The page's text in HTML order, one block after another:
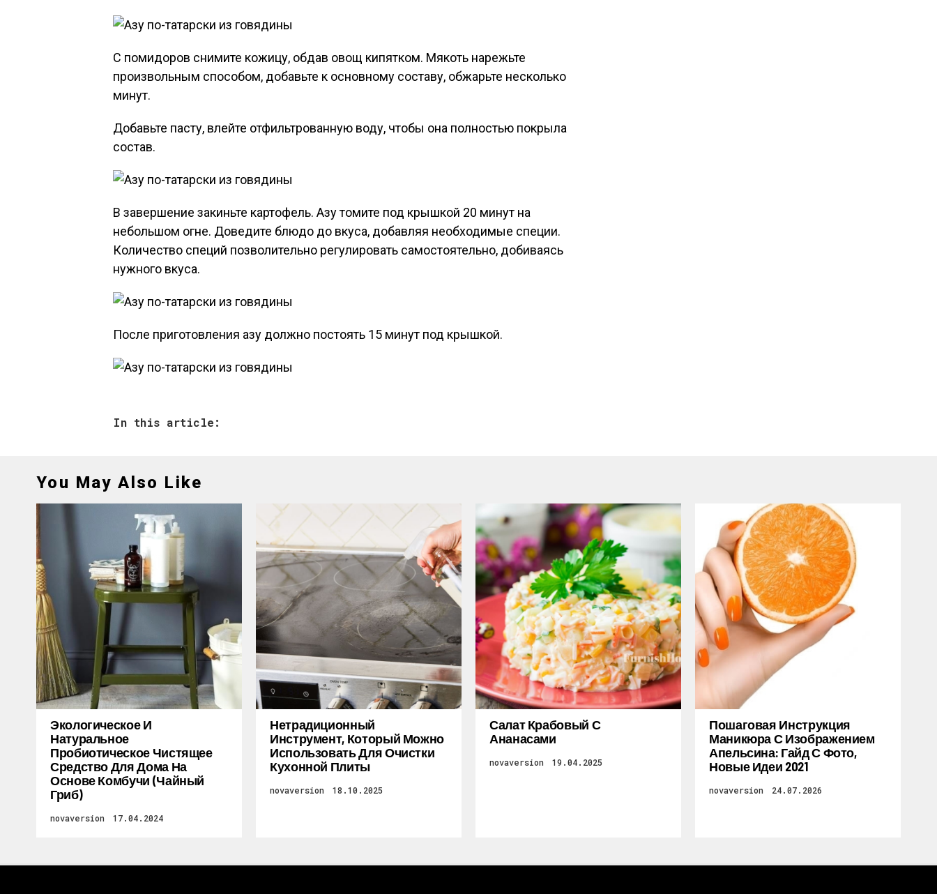
С помидоров снимите кожицу, обдав овощ кипятком. Мякоть нарежьте
произвольным способом, добавьте к основному составу, обжарьте несколько
минут.
Добавьте пасту, влейте отфильтрованную воду, чтобы она полностью покрыла
состав.
В завершение закиньте картофель. Азу томите под крышкой 20 минут на
небольшом огне. Доведите блюдо до вкуса, добавляя необходимые специи.
Количество специй позволительно регулировать самостоятельно, добиваясь
нужного вкуса.
После приготовления азу должно постоять 15 минут под крышкой.
In this article:
You May Also Like
Экологическое И
Натуральное
Пробиотическое Чистящее
Средство Для Дома На
Основе Комбучи (чайный
Гриб)
novaversion 17.04.2024
Нетрадиционный
Инструмент, Который Можно
Использовать Для Очистки
Кухонной Плиты
novaversion 18.10.2025
Салат Крабовый С
Ананасами
novaversion 19.04.2025
Пошаговая Инструкция
Маникюра С Изображением
Апельсина: Гайд С Фото,
Новые Идеи 2021
novaversion 24.07.2026